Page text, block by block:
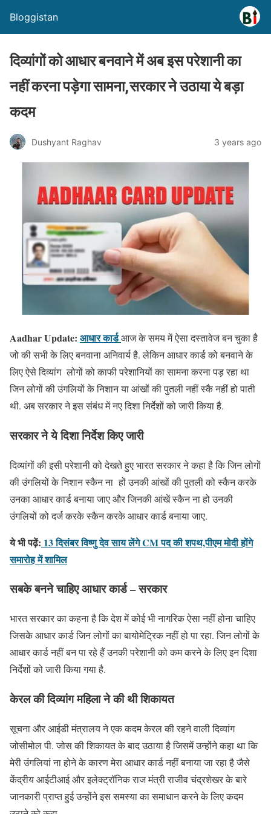
Bloggistan
दिव्यांगों को आधार बनवाने में अब इस परेशानी का
नहीं करना पड़ेगा सामना,सरकार ने उठाया ये बड़ा
कदम
Dushyant Raghav 3 years ago
Aadhar Update: आधार कार्डआज के समय में ऐसा दस्तावेज बन चुका है
जो की सभी के लिए बनवाना अनिवार्य है. लेकिन आधार कार्ड को बनवाने के
लिए ऐसे दिव्यांग लोगों को काफी परेशानियों का सामना करना पड़ रहा था
जिन लोगों की उंगलियों के निशान या आंखों की पुतली नहीं स्कै नहीं हो पाती
थी. अब सरकार ने इस संबंध में नए दिशा निर्देशों को जारी किया है.
सरकार ने ये दिशा निर्देश किए जारी
दिव्यांगों की इसी परेशानी को देखते हुए भारत सरकार ने कहा है कि जिन लोगों
की उंगलियों के निशान स्कैन ना हों उनकी आंखों की पुतली को स्कैन करके
उनका आधार कार्ड बनाया जाए और जिनकी आंखें स्कैन ना हो उनकी
उंगलियों को दर्ज करके स्कैन करके आधार कार्ड बनाया जाए.
ये भी पढ़ें: 13 दिसंबर विष्णु देव साय लेंगे CM पद की शपथ,पीएम मोदी होंगे
समारोह में शामिल
सबके बनने चाहिए आधार कार्ड – सरकार
भारत सरकार का कहना है कि देश में कोई भी नागरिक ऐसा नहीं होना चाहिए
जिसके आधार कार्ड जिन लोगों का बायोमेट्रिक नहीं हो पा रहा. जिन लोगों के
आधार कार्ड नहीं बन पा रहे हैं उनकी परेशानी को कम करने के लिए इन दिशा
निर्देशों को जारी किया गया है.
केरल की दिव्यांग महिला ने की थी शिकायत
सूचना और आईडी मंत्रालय ने एक कदम केरल की रहने वाली दिव्यांग
जोसीमोल पी. जोस की शिकायत के बाद उठाया है जिसमें उन्होंने कहा था कि
मेरी उंगलियां ना होने के कारण मेरा आधार कार्ड नहीं बनाया जा रहा है जैसे
केंद्रीय आईटीआई और इलेक्ट्रॉनिक राज मंत्री राजीव चंद्रशेखर के बारे
जानकारी प्राप्त हुई उन्होंने इस समस्या का समाधान करने के लिए कदम